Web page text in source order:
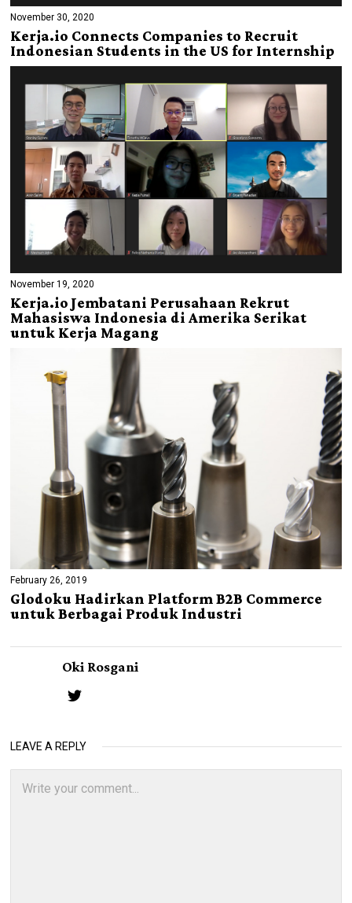
November 30, 2020
Kerja.io Connects Companies to Recruit
Indonesian Students in the US for Internship
November 19, 2020
Kerja.io Jembatani Perusahaan Rekrut
Mahasiswa Indonesia di Amerika Serikat
untuk Kerja Magang
February 26, 2019
Glodoku Hadirkan Platform B2B Commerce
untuk Berbagai Produk Industri
Oki Rosgani
LEAVE A REPLY